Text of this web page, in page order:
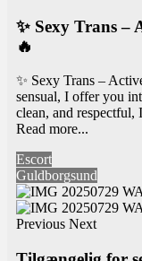
✨ Sexy Trans –
🔥
✨ Sexy Trans –
sensual, I offer you
clean, and respectful,
Read more...
Escort
Guldborgsund
Previous Next